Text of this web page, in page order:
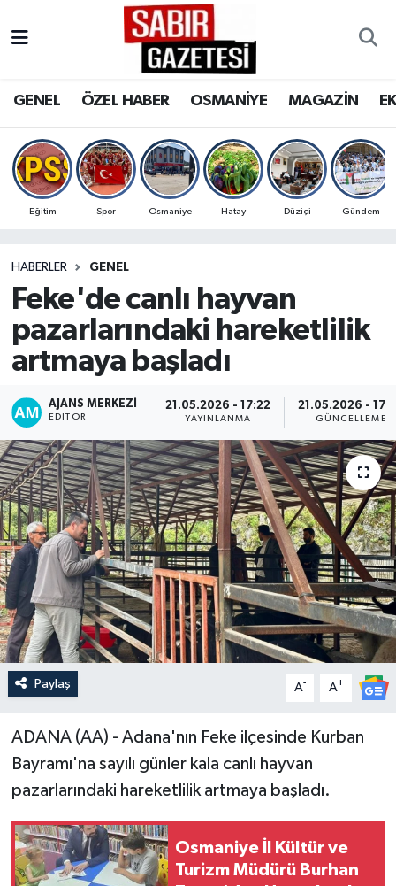
GENEL ÖZEL HABER OSMANİYE MAGAZİN
Eğitim Spor Osmaniye Hatay Düziçi Gündem
HABERLER GENEL
Feke'de canlı hayvan
pazarlarındaki hareketlilik
artmaya başladı
AJANS MERKEZI
EDITÖR
21.05.2026 - 17:22
YAYINLANMA
21.05.2026 -
GÜNCELLEME
Paylaş A- A+
ADANA (AA) - Adana'nın Feke ilçesinde Kurban
Bayramı'na sayılı günler kala canlı hayvan
pazarlarındaki hareketlilik artmaya başladı.
Osmaniye İl Kültür ve
Turizm Müdürü Burhan
OSMANİYE
MAGAZİN
SPOR
RESMİ İLANLAR
Osmaniye Nöbetçi Eczaneler
Osmaniye Trafik Yoğunluk Haritası
Süper Lig Puan Durumu ve Fikstür
Son Dakika Haberleri
Haber Arşivi